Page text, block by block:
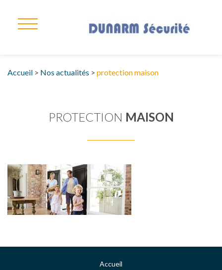
Accueil > Nos actualités > protection maison
PROTECTION MAISON
Accueil